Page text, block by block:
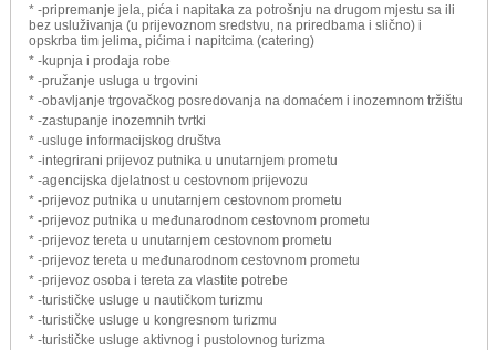
* -pripremanje jela, pića i napitaka za potrošnju na drugom mjestu sa ili
bez usluživanja (u prijevoznom sredstvu, na priredbama i slično) i
opskrba tim jelima, pićima i napitcima (catering)
* -kupnja i prodaja robe
* -pružanje usluga u trgovini
* -obavljanje trgovačkog posredovanja na domaćem i inozemnom tržištu
* -zastupanje inozemnih tvrtki
* -usluge informacijskog društva
* -integrirani prijevoz putnika u unutarnjem prometu
* -agencijska djelatnost u cestovnom prijevozu
* -prijevoz putnika u unutarnjem cestovnom prometu
* -prijevoz putnika u međunarodnom cestovnom prometu
* -prijevoz tereta u unutarnjem cestovnom prometu
* -prijevoz tereta u međunarodnom cestovnom prometu
* -prijevoz osoba i tereta za vlastite potrebe
* -turističke usluge u nautičkom turizmu
* -turističke usluge u kongresnom turizmu
* -turističke usluge aktivnog i pustolovnog turizma